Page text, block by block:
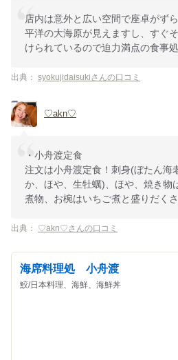
店内は意外と広い空間で座卓がず
平洋の大海原が見えますし、すぐ
けられているので迫力満点の食事処
出典： syokujidaisukiさんの口コミ
♡akn♡
・小舟渡定食
注文は小舟渡定食！刺身(ぼたん海
か、ほや、生牡蠣)、ほや、焼き物
煮物、お椀はいちご煮と盛りだくさ
出典： ♡akn♡さんの口コミ
海席料理処 小舟渡
鮫/日本料理、海鮮、海鮮丼